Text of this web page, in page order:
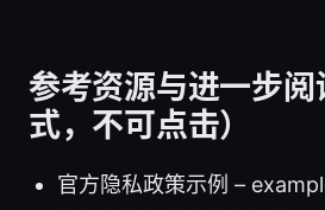
参考资源与进一步
式，不可点击）
官方隐私政策示例 –